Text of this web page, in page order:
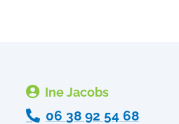
 Ine Jacobs
 06 38 92 54 68